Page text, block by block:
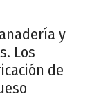
y
Los
de